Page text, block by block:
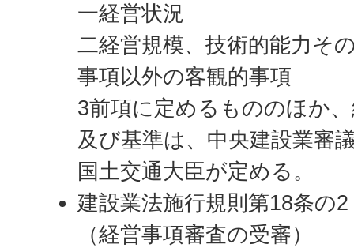
一経営状況
二経営規模、技術的能力そ
事項以外の客観的事項
3前項に定めるもののほか
及び基準は、中央建設業審
国土交通大臣が定める。
建設業法施行規則第18条の2
（経営事項審査の受審）